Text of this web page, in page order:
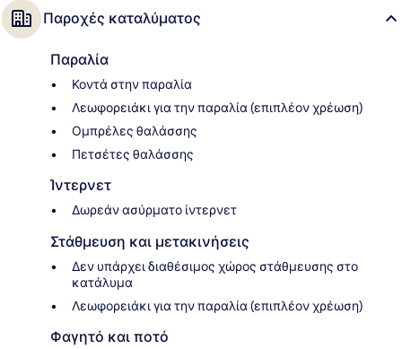
Παροχές καταλύματος
Παραλία
Κοντά στην παραλία
Λεωφορειάκι για την παραλία (επιπλέον χρέωση)
Ομπρέλες θαλάσσης
Πετσέτες θαλάσσης
Ίντερνετ
Δωρεάν ασύρματο ίντερνετ
Στάθμευση και μετακινήσεις
Δεν υπάρχει διαθέσιμος χώρος στάθμευσης στο
κατάλυμα
Λεωφορειάκι για την παραλία (επιπλέον χρέωση)
Φαγητό και ποτό